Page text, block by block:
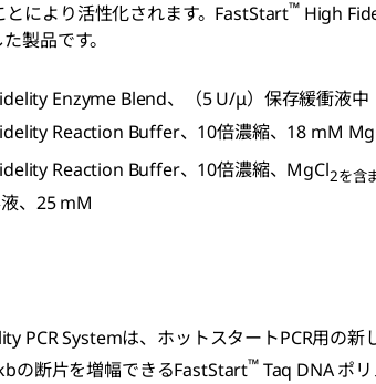
により活性化されます。FastStart™High
製品です。
Enzyme Blend、（5 U/μ）保存緩衝液中
Reaction Buffer、10倍濃縮、18 mM
Reaction Buffer、10倍濃縮、MgCl2を含
、25 mM
PCR Systemは、ホットスタートPCR用の新
の断片を増幅できるFastStart™Taq DNA ポ